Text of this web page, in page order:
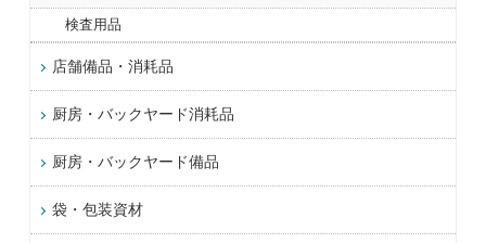
検査用品
店舗備品・消耗品
厨房・バックヤード消耗品
厨房・バックヤード備品
袋・包装資材